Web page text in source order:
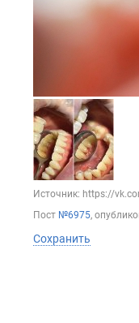
Источник: https://
Пост №6975,
Сохранить